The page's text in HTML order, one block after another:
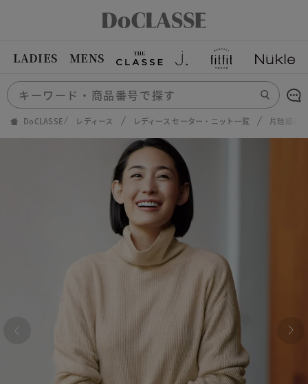
LADIES MENS
DoCLASSE レディース レディース セーター・ニット一覧 片畦編み